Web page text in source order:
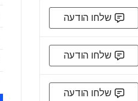
שלחו הודעה
שלחו הודעה
שלחו הודעה